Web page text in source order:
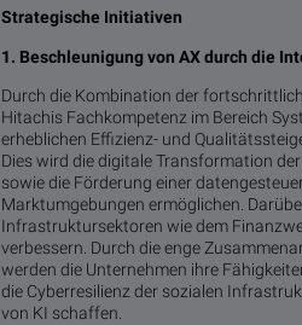
Strategische Initiativen
1. Beschleunigung von AX durch die
Durch die Kombination der
Hitachis Fachkompetenz im Bereich
erheblichen Effizienz- und
Dies wird die digitale Transformation
sowie die Förderung einer
Marktumgebungen ermöglichen.
Infrastruktursektoren wie dem
verbessern. Durch die enge
werden die Unternehmen ihre
die Cyberresilienz der sozialen
von KI schaffen.